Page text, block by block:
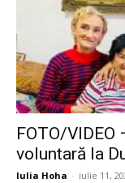
FOTO/
voluntară la
Iulia Hoha - iulie 11,